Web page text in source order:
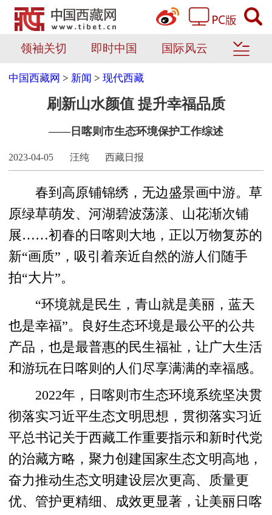
领袖关切 即时中国 国际风云
中国西藏网 > 新闻 >现代西藏
刷新山水颜值 提升幸福品质
——日喀则市生态环境保护工作综述
2023-04-05 汪纯 西藏日报
春到高原铺锦绣，无边盛景画中游。草
原绿草萌发、河湖碧波荡漾、山花渐次铺
展……初春的日喀则大地，正以万物复苏的
新“画质”，吸引着亲近自然的游人们随手
拍“大片”。
“环境就是民生，青山就是美丽，蓝天
也是幸福”。良好生态环境是最公平的公共
产品，也是最普惠的民生福祉，让广大生活
和游玩在日喀则的人们尽享满满的幸福感。
2022年，日喀则市生态环境系统坚决贯
彻落实习近平生态文明思想，贯彻落实习近
平总书记关于西藏工作重要指示和新时代党
的治藏方略，聚力创建国家生态文明高地，
奋力推动生态文明建设层次更高、质量更
优、管护更精细、成效更显著，让美丽日喀